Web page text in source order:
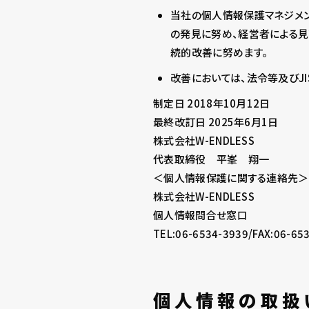
当社の個人情報保護マネジメ
の発見に努め、経営者による
続的改善に努めます。
改善においては、法令等及び
制定日 2018年10月12日
最終改訂日 2025年6月1日
株式会社W-ENDLESS
代表取締役 平峯 翔一
＜個人情報保護に関する連絡先＞
株式会社W-ENDLESS
個人情報問合せ窓口
TEL:06-6534-3939/FAX:06-
個人情報の取扱